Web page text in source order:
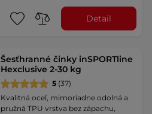
Detail
Šesťhranné činky inSPORTline
Hexclusive 2-30 kg
5 (37)
Kvalitná oceľ, mimoriadne odolná a
pružná TPU vrstva bez zápachu,